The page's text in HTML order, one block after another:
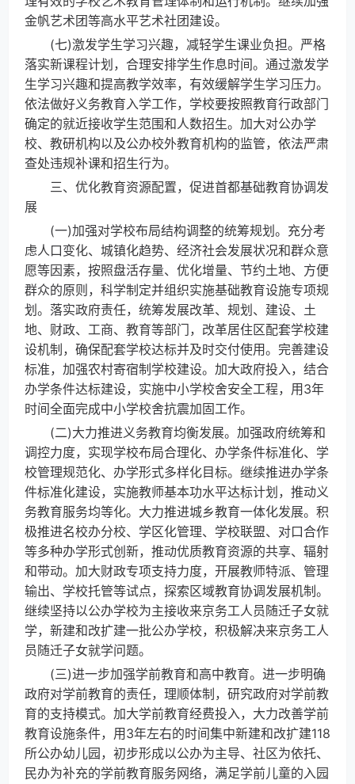
金帆艺术团等高水平艺术社团建设。
(七)激发学生学习兴趣，减轻学生课业负担。严格
落实新课程计划，合理安排学生作息时间。通过激发学
生学习兴趣和提高教学效率，有效缓解学生学习压力。
依法做好义务教育入学工作，学校要按照教育行政部门
确定的就近接收学生范围和人数招生。加大对公办学
校、教研机构以及公办校外教育机构的监管，依法严肃
查处违规补课和招生行为。
三、优化教育资源配置，促进首都基础教育协调发
展
(一)加强对学校布局结构调整的统筹规划。充分考
虑人口变化、城镇化趋势、经济社会发展状况和群众意
愿等因素，按照盘活存量、优化增量、节约土地、方便
群众的原则，科学制定并组织实施基础教育设施专项规
划。落实政府责任，统筹发展改革、规划、建设、土
地、财政、工商、教育等部门，改革居住区配套学校建
设机制，确保配套学校达标并及时交付使用。完善建设
标准，加强农村寄宿制学校建设。加大政府投入，结合
办学条件达标建设，实施中小学校舍安全工程，用3年
时间全面完成中小学校舍抗震加固工作。
(二)大力推进义务教育均衡发展。加强政府统筹和
调控力度，实现学校布局合理化、办学条件标准化、学
校管理规范化、办学形式多样化目标。继续推进办学条
件标准化建设，实施教师基本功水平达标计划，推动义
务教育服务均等化。大力推进城乡教育一体化发展。积
极推进名校办分校、学区化管理、学校联盟、对口合作
等多种办学形式创新，推动优质教育资源的共享、辐射
和带动。加大财政专项支持力度，开展教师特派、管理
输出、学校托管等试点，探索区域教育协调发展机制。
继续坚持以公办学校为主接收来京务工人员随迁子女就
学，新建和改扩建一批公办学校，积极解决来京务工人
员随迁子女就学问题。
(三)进一步加强学前教育和高中教育。进一步明确
政府对学前教育的责任，理顺体制，研究政府对学前教
育的支持模式。加大学前教育经费投入，大力改善学前
教育设施条件，用3年左右的时间集中新建和改扩建118
所公办幼儿园，初步形成以公办为主导、社区为依托、
民办为补充的学前教育服务网络，满足学前儿童的入园